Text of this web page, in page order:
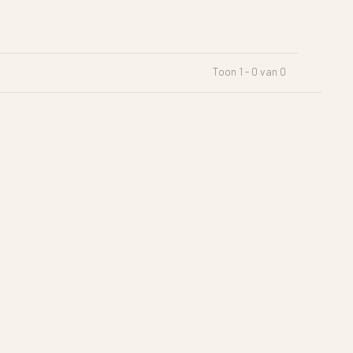
Toon 1 - 0 van 0